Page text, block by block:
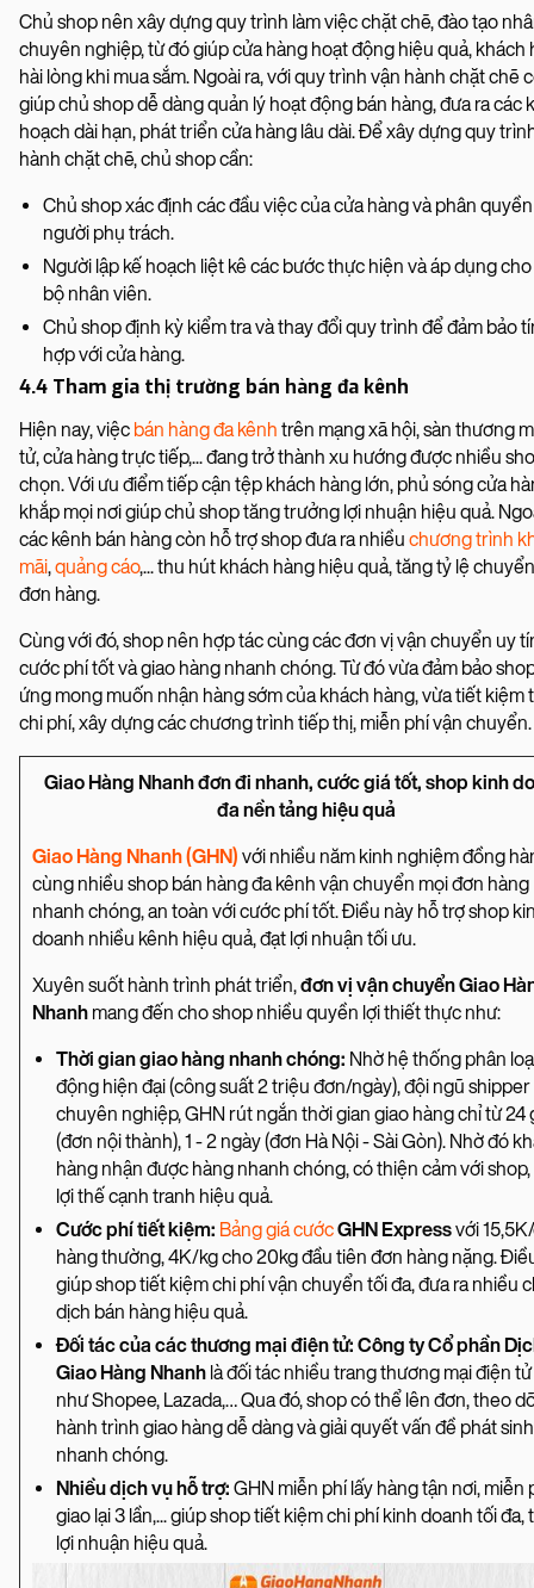
Chủ shop nên xây dựng quy trình làm việc chặt chẽ, đào tạo
chuyên nghiệp, từ đó giúp cửa hàng hoạt động hiệu quả, khách
hài lòng khi mua sắm. Ngoài ra, với quy trình vận hành chặt chẽ
giúp chủ shop dễ dàng quản lý hoạt động bán hàng, đưa ra các
hoạch dài hạn, phát triển cửa hàng lâu dài. Để xây dựng quy
hành chặt chẽ, chủ shop cần:
Chủ shop xác định các đầu việc của cửa hàng và phân
người phụ trách.
Người lập kế hoạch liệt kê các bước thực hiện và áp dụng
bộ nhân viên.
Chủ shop định kỳ kiểm tra và thay đổi quy trình để đảm bảo
hợp với cửa hàng.
4.4 Tham gia thị trường bán hàng đa kênh
Hiện nay, việc bán hàng đa kênh trên mạng xã hội, sàn thương
tử, cửa hàng trực tiếp,... đang trở thành xu hướng được nhiều
chọn. Với ưu điểm tiếp cận tệp khách hàng lớn, phủ sóng cửa
khắp mọi nơi giúp chủ shop tăng trưởng lợi nhuận hiệu quả.
các kênh bán hàng còn hỗ trợ shop đưa ra nhiều chương trình
mãi,quảng cáo,... thu hút khách hàng hiệu quả, tăng tỷ lệ
đơn hàng.
Cùng với đó, shop nên hợp tác cùng các đơn vị vận chuyển uy
cước phí tốt và giao hàng nhanh chóng. Từ đó vừa đảm bảo
ứng mong muốn nhận hàng sớm của khách hàng, vừa tiết kiệm
chi phí, xây dựng các chương trình tiếp thị, miễn phí vận chuyển.
Giao Hàng Nhanh đơn đi nhanh, cước giá tốt, shop kinh
đa nền tảng hiệu quả
Giao Hàng Nhanh (GHN) với nhiều năm kinh nghiệm đồng
cùng nhiều shop bán hàng đa kênh vận chuyển mọi đơn hàng
nhanh chóng, an toàn với cước phí tốt. Điều này hỗ trợ shop
doanh nhiều kênh hiệu quả, đạt lợi nhuận tối ưu.
Xuyên suốt hành trình phát triển,đơn vị vận chuyển Giao
Nhanh mang đến cho shop nhiều quyền lợi thiết thực như:
Thời gian giao hàng nhanh chóng: Nhờ hệ thống phân
động hiện đại (công suất 2 triệu đơn/ngày), đội ngũ shipper
chuyên nghiệp, GHN rút ngắn thời gian giao hàng chỉ từ 24
(đơn nội thành), 1 - 2 ngày (đơn Hà Nội - Sài Gòn). Nhờ đó
hàng nhận được hàng nhanh chóng, có thiện cảm với
lợi thế cạnh tranh hiệu quả.
Cước phí tiết kiệm: Bảng giá cướcGHN Expressvới
hàng thường, 4K/kg cho 20kg đầu tiên đơn hàng nặng.
giúp shop tiết kiệm chi phí vận chuyển tối đa, đưa ra nhiều
dịch bán hàng hiệu quả.
Đối tác của các thương mại điện tử: Công ty Cổ phần
Giao Hàng Nhanh là đối tác nhiều trang thương mại điện
như Shopee, Lazada,… Qua đó, shop có thể lên đơn, theo
hành trình giao hàng dễ dàng và giải quyết vấn đề phát sinh
nhanh chóng.
Nhiều dịch vụ hỗ trợ: GHN miễn phí lấy hàng tận nơi, miễn
giao lại 3 lần,... giúp shop tiết kiệm chi phí kinh doanh tối đa,
lợi nhuận hiệu quả.